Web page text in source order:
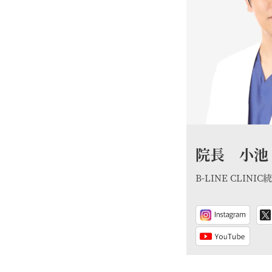
院長 小
B-LINE CLINIC